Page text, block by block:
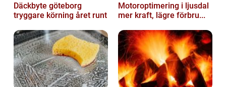
Däckbyte göteborg
tryggare körning året runt
Motoroptimering i ljusdal
mer kraft, lägre förbru...